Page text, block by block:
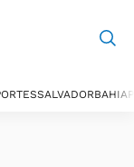
SALVADORBAHIA